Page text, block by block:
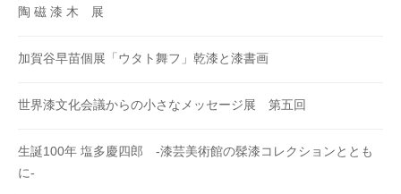
陶 磁 漆 木 展
加賀谷早苗個展「ウタト舞フ」乾漆と漆書画
世界漆文化会議からの小さなメッセージ展 第五回
生誕100年 塩多慶四郎 -漆芸美術館の髹漆コレクションととも
に-